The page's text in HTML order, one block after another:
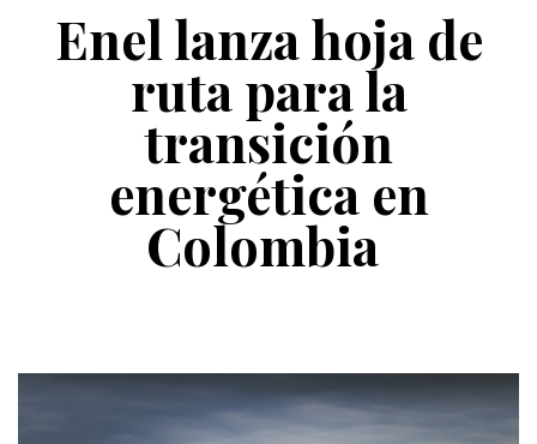
Enel lanza hoja de
ruta para la
transición
energética en
Colombia